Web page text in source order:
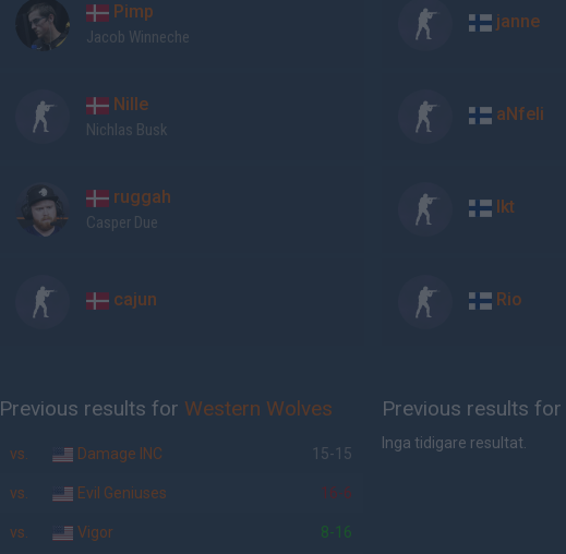
Pimp
Jacob Winneche
Nille
Nichlas Busk
ruggah
Casper Due
cajun
janne
aNfeli
lkt
Rio
Previous results for Western Wolves
vs. Damage INC 15-15
vs. Evil Geniuses 16-6
vs. Vigor 8-16
Previous results for
Inga tidigare resultat.